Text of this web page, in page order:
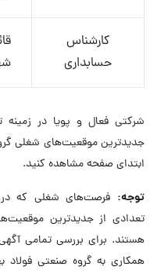
کارشناس
حسابداری
شرکتی فعال و پویا در
جدیدترین موقعیت‌های شغلی
ابتدای صفحه مشاهده کنید.
توجه: فرصت‌های شغلی که
تعدادی از جدیدترین
هستند. برای بررسی تمامی
همکاری به گروه صنعتی